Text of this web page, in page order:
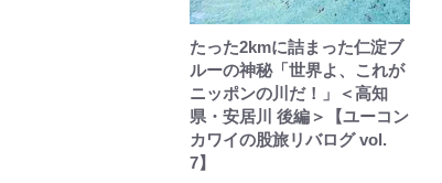
たった2kmに詰まった仁淀ブ
ルーの神秘「世界よ、これが
ニッポンの川だ！」＜高知
県・安居川 後編＞【ユーコン
カワイの股旅リバログ vol.
7】